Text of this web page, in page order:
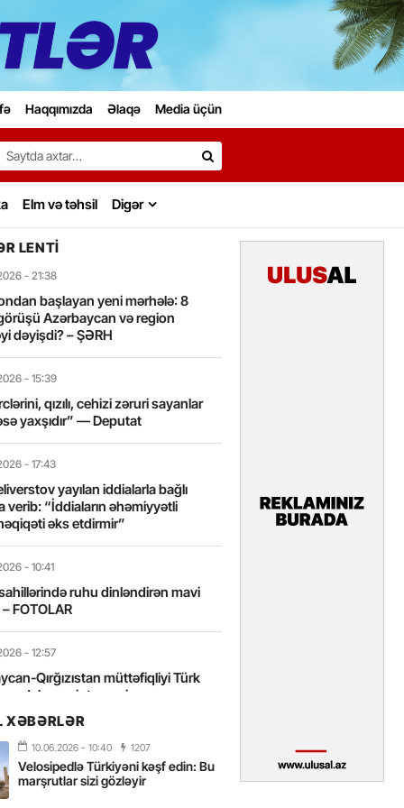
Haqqımızda Əlaqə Media üçün
Search…
Elm və təhsil Digər
LENTI
- 21:38
başlayan yeni mərhələ: 8
Azərbaycan və region
dəyişdi? – ŞƏRH
- 15:39
qızılı, cehizi zəruri sayanlar
yaxşıdır” — Deputat
- 17:43
yayılan iddialarla bağlı
verib: “İddiaların əhəmiyyətli
əks etdirmir”
- 10:41
ruhu dinləndirən mavi
FOTOLAR
- 12:57
Qırğızıstan müttəfiqliyi Türk
daha sıx inteqrasiyasına
- 10:18
Üzgüçülük Yarışı 38-ci
XƏBƏRLƏR
10.06.2026 - 10:40 1207
Velosipedlə Türkiyəni kəşf edin: Bu
marşrutlar sizi gözləyir